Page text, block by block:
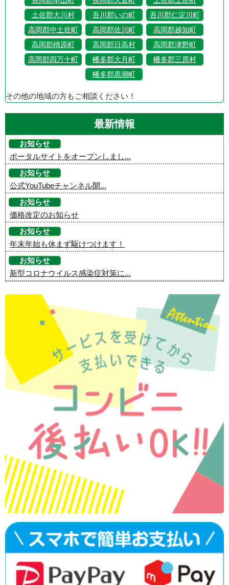
土佐郡大川村
吾川郡いの町
吾川郡仁淀川町
高岡郡中土佐町
高岡郡佐川町
高岡郡越知町
高岡郡檮原町
高岡郡日高村
高岡郡津野町
高岡郡四万十町
幡多郡大月町
幡多郡三原村
幡多郡黒潮町
その他の地域の方もご相談ください！
最新情報
お知らせ
ポータルサイトをオープンしまし...
お知らせ
公式YouTubeチャンネル開...
お知らせ
価格改定のお知らせ
お知らせ
年末年始も休まず駆けつけます！
お知らせ
新型コロナウイルス感染症対策に...